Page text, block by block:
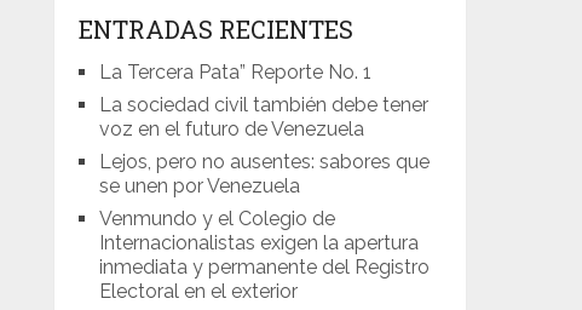
ENTRADAS RECIENTES
La Tercera Pata” Reporte No. 1
La sociedad civil también debe tener
voz en el futuro de Venezuela
Lejos, pero no ausentes: sabores que
se unen por Venezuela
Venmundo y el Colegio de
Internacionalistas exigen la apertura
inmediata y permanente del Registro
Electoral en el exterior